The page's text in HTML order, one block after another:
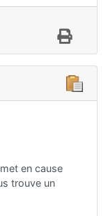
en cause
trouve un